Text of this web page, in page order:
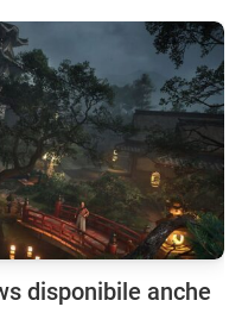
disponibile anche